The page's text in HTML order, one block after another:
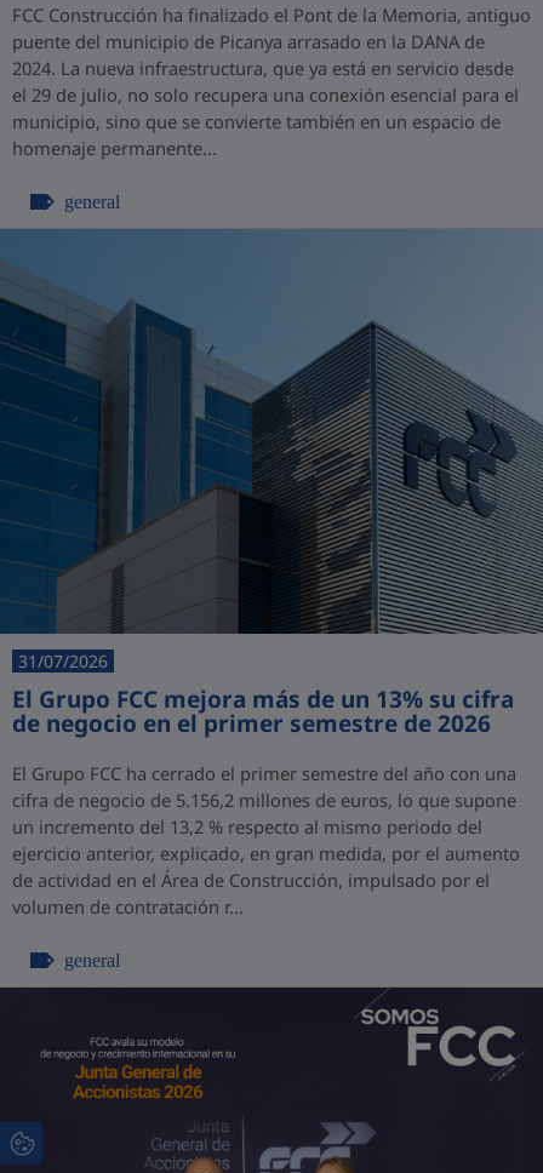
FCC Construcción ha finalizado el Pont de la Memoria, antiguo
puente del municipio de Picanya arrasado en la DANA de
2024. La nueva infraestructura, que ya está en servicio desde
el 29 de julio, no solo recupera una conexión esencial para el
municipio, sino que se convierte también en un espacio de
homenaje permanente...
general
31/07/2026
El Grupo FCC mejora más de un 13% su cifra
de negocio en el primer semestre de 2026
El Grupo FCC ha cerrado el primer semestre del año con una
cifra de negocio de 5.156,2 millones de euros, lo que supone
un incremento del 13,2 % respecto al mismo periodo del
ejercicio anterior, explicado, en gran medida, por el aumento
de actividad en el Área de Construcción, impulsado por el
volumen de contratación r...
general